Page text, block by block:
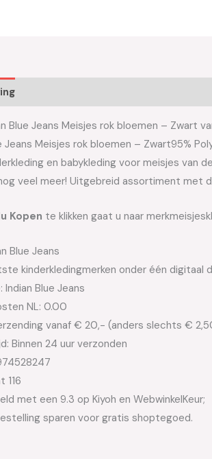
Blue Jeans Meisjes rok bloemen – Zwart
Jeans Meisjes rok bloemen – Zwart95%
en babykleding voor meisjes van
veel meer! Uitgebreid assortiment met
Kopen te klikken gaat u naar
Blue Jeans
kinderkledingmerken onder één digitaal
Blue Jeans
NL: 0.00
vanaf € 20,- (anders slechts €
Binnen 24 uur verzonden
116
met een 9.3 op Kiyoh en WebwinkelKeur;
sparen voor gratis shoptegoed.